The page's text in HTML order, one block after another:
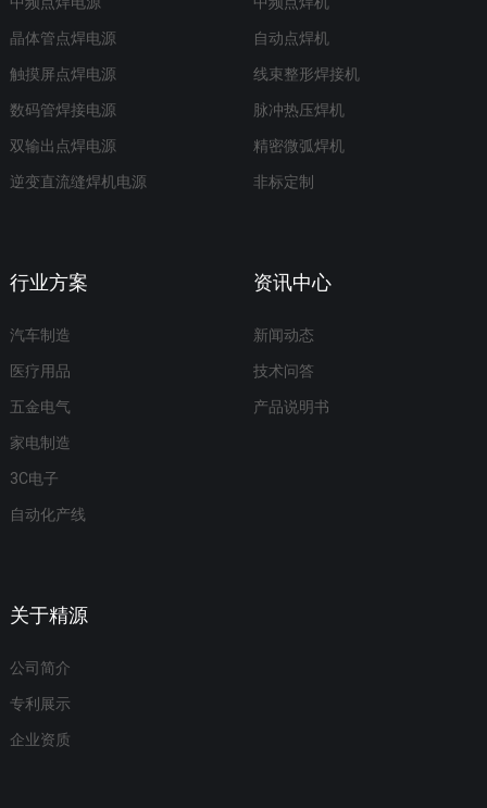
晶体管点焊电源
触摸屏点焊电源
数码管焊接电源
双输出点焊电源
逆变直流缝焊机电源
自动点焊机
线束整形焊接机
脉冲热压焊机
精密微弧焊机
非标定制
行业方案
汽车制造
医疗用品
五金电气
家电制造
3C电子
自动化产线
资讯中心
新闻动态
技术问答
产品说明书
关于精源
公司简介
专利展示
企业资质